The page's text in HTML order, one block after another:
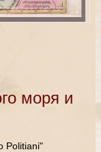
моря и
Politiani"